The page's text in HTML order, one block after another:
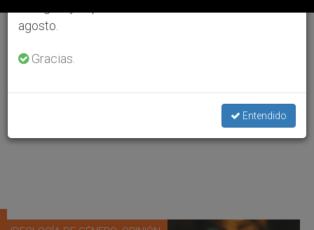
agosto.
Gracias.
Entendido